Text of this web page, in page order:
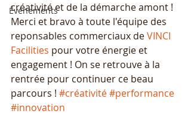
Événements
créativité et de la démarche amont !
Merci et bravo à toute l'équipe des
reponsables commerciaux de VINCI
Facilities pour votre énergie et
engagement ! On se retrouve à la
rentrée pour continuer ce beau
parcours ! #créativité#performance
#innovation